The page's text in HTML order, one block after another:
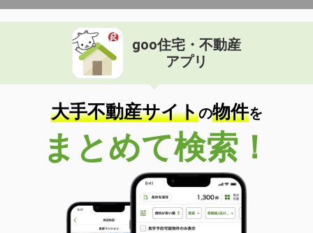
goo住宅・不動産
アプリ
大手不動産サイトの物件を
まとめて検索！